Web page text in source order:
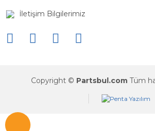
İletişim Bilgilerimiz
Copyright © Partsbul.com Tüm